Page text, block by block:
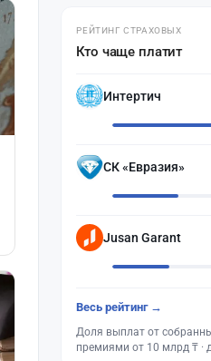
РЕЙТИНГ СТРАХОВЫХ
Кто чаще платит
Интертич
СК «Евразия»
Jusan Garant
Весь рейтинг →
Доля выплат от
премиями от 10 млрд ₸